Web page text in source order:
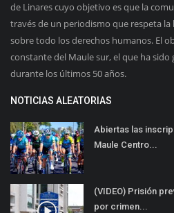
de Linares cuyo objetivo es que la
través de un periodismo que respeta
sobre todo los derechos humanos. El
constante del Maule sur, el que ha
durante los últimos 50 años.
NOTICIAS ALEATORIAS
Abiertas las
Maule Centro...
(VIDEO) Prisión
por crimen...